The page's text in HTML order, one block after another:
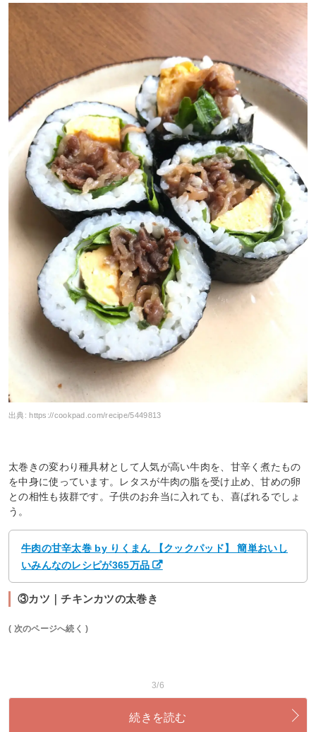
出典:https://cookpad.com/recipe/5449813
太巻きの変わり種具材として人気が高い牛肉を、甘辛く煮たもの
を中身に使っています。レタスが牛肉の脂を受け止め、甘めの卵
との相性も抜群です。子供のお弁当に入れても、喜ばれるでしょ
う。
牛肉の甘辛太巻 by りくまん 【クックパッド】 簡単おいし
いみんなのレシピが365万品
③カツ｜チキンカツの太巻き
( 次のページへ続く )
3/6
続きを読む